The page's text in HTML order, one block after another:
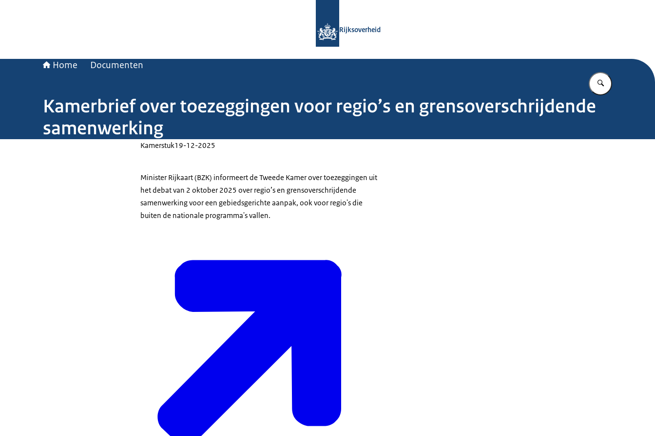
Rijksoverheid
Home Documenten
Vul in wat u
Kamerbrief over toezeggingen voor regio’s en grensoverschrijdende
samenwerking
Kamerstuk19-12-2025
Minister Rijkaart (BZK) informeert de Tweede Kamer over toezeggingen uit
het debat van 2 oktober 2025 over regio’s en grensoverschrijdende
samenwerking voor een gebiedsgerichte aanpak, ook voor regio's die
buiten de nationale programma's vallen.